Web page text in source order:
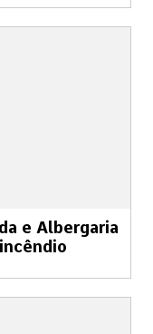
e Albergaria